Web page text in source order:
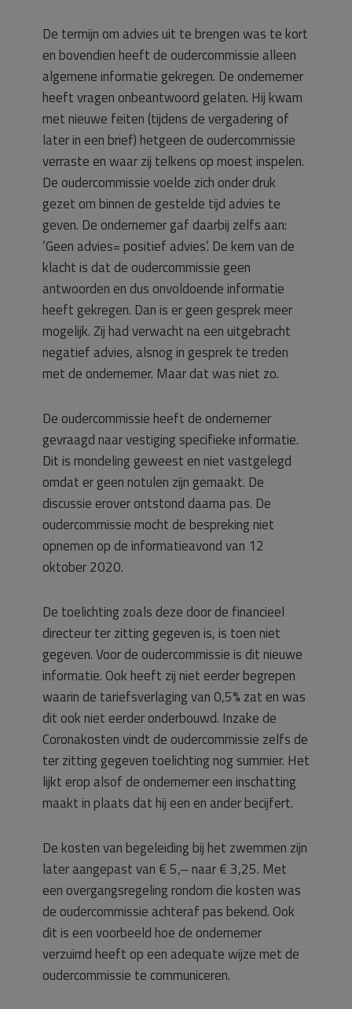
De termijn om advies uit te brengen was te kort
en bovendien heeft de oudercommissie alleen
algemene informatie gekregen. De ondernemer
heeft vragen onbeantwoord gelaten. Hij kwam
met nieuwe feiten (tijdens de vergadering of
later in een brief) hetgeen de oudercommissie
verraste en waar zij telkens op moest inspelen.
De oudercommissie voelde zich onder druk
gezet om binnen de gestelde tijd advies te
geven. De ondernemer gaf daarbij zelfs aan:
‘Geen advies= positief advies’. De kern van de
klacht is dat de oudercommissie geen
antwoorden en dus onvoldoende informatie
heeft gekregen. Dan is er geen gesprek meer
mogelijk. Zij had verwacht na een uitgebracht
negatief advies, alsnog in gesprek te treden
met de ondernemer. Maar dat was niet zo.
De oudercommissie heeft de ondernemer
gevraagd naar vestiging specifieke informatie.
Dit is mondeling geweest en niet vastgelegd
omdat er geen notulen zijn gemaakt. De
discussie erover ontstond daarna pas. De
oudercommissie mocht de bespreking niet
opnemen op de informatieavond van 12
oktober 2020.
De toelichting zoals deze door de financieel
directeur ter zitting gegeven is, is toen niet
gegeven. Voor de oudercommissie is dit nieuwe
informatie. Ook heeft zij niet eerder begrepen
waarin de tariefsverlaging van 0,5% zat en was
dit ook niet eerder onderbouwd. Inzake de
Coronakosten vindt de oudercommissie zelfs de
ter zitting gegeven toelichting nog summier. Het
lijkt erop alsof de ondernemer een inschatting
maakt in plaats dat hij een en ander becijfert.
De kosten van begeleiding bij het zwemmen zijn
later aangepast van € 5,– naar € 3,25. Met
een overgangsregeling rondom die kosten was
de oudercommissie achteraf pas bekend. Ook
dit is een voorbeeld hoe de ondernemer
verzuimd heeft op een adequate wijze met de
oudercommissie te communiceren.